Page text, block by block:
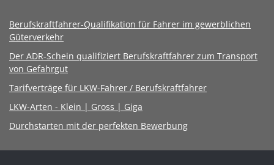
Berufskraftfahrer-Qualifikation für Fahrer im gewerblichen
Güterverkehr
Der ADR-Schein qualifiziert Berufskraftfahrer zum Transport
von Gefahrgut
Tarifverträge für LKW-Fahrer / Berufskraftfahrer
LKW-Arten - Klein | Gross | Giga
Durchstarten mit der perfekten Bewerbung